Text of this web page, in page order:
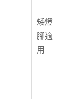
矮燈
腳適
用